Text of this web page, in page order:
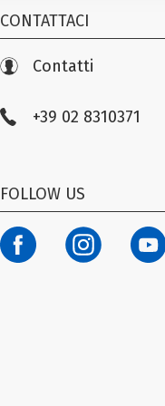
CONTATTACI
Contatti
+39 02 8310371
FOLLOW US